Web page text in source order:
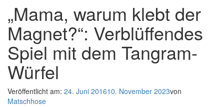
„Mama, warum klebt der
Magnet?“: Verblüffendes
Spiel mit dem Tangram-
Würfel
Veröffentlicht am: 24. Juni 201610. November 2023von
Matschhose